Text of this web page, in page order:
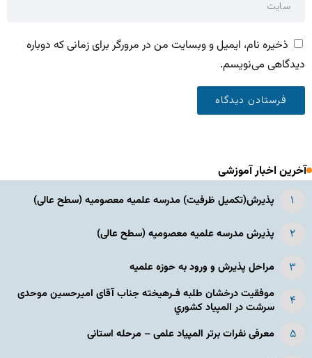
ذخیره نام، ایمیل و وبسایت من در مرورگر برای زمانی که دوباره
دیدگاهی می‌نویسم.
آخرین اخبار آموزشی
پذیرش(تکمیل ظرفیت) مدرسه علمیه معصومیه‌ (سطح عالی)
پذیرش مدرسه علمیه معصومیه‌ (سطح عالی)
مراحل پذیرش و ورود به حوزه علمیه
موفقیت درخشان طلبه فـرهیخته جناب آقای امیرحسین موحدی
سرشت در المپياد كشوري
معرفی نفرات برتر المپیاد علمی – مرحله استانی